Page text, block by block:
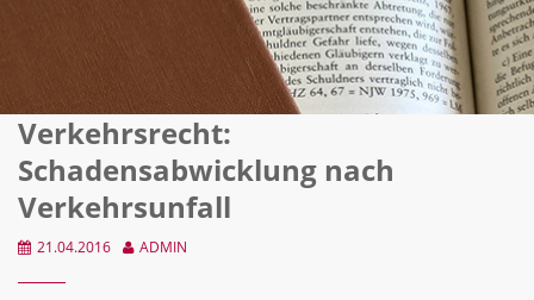
Verkehrsrecht:
Schadensabwicklung nach
Verkehrsunfall
21.04.2016 ADMIN